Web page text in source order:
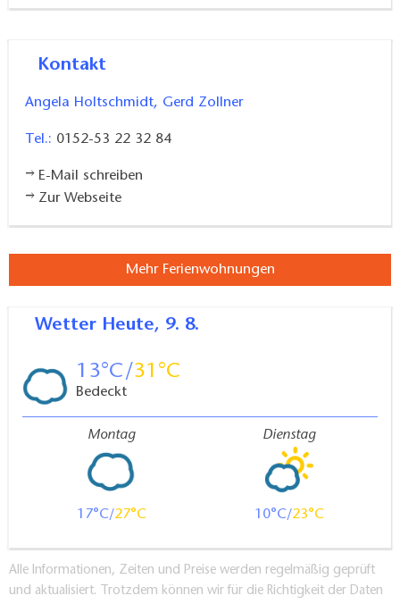
Kontakt
Angela Holtschmidt, Gerd Zollner
Tel.: 0152-53 22 32 84
E-Mail schreiben
Zur Webseite
Mehr Ferienwohnungen
Wetter Heute, 9. 8.
13 31
Bedeckt
Montag
17 27
Dienstag
10 23
Alle Informationen, Zeiten und Preise werden regelmäßig geprüft
und aktualisiert. Trotzdem können wir für die Richtigkeit der Daten